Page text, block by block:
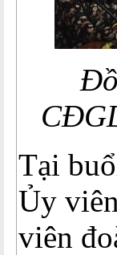
Tại
Ủy
viên